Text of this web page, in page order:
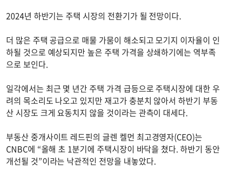
2024년 하반기는 주택 시장의 전환기가 될 전망이다.
더 많은 주택 공급으로 매물 가뭄이 해소되고 모기지 이자율이 인
하될 것으로 예상되지만 높은 주택 가격을 상쇄하기에는 역부족
으로 보인다.
일각에서는 최근 몇 년간 주택 가격 급등으로 주택시장에 대한 우
려의 목소리도 나오고 있지만 재고가 충분치 않아서 하반기 부동
산 시장도 크게 요동치지 않을 것이라는 관측이 대세다.
부동산 중개사이트 레드핀의 글렌 켈먼 최고경영자(CEO)는
CNBC에 “올해 초 1분기에 주택시장이 바닥을 쳤다. 하반기 동안
개선될 것”이라는 낙관적인 전망을 내놓았다.